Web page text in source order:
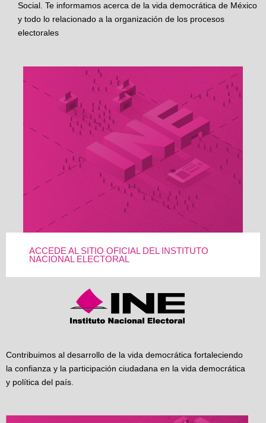
Social. Te informamos acerca de la vida democrática de México
y todo lo relacionado a la organización de los procesos
electorales
ACCEDE AL SITIO OFICIAL DEL INSTITUTO
NACIONAL ELECTORAL
Contribuimos al desarrollo de la vida democrática fortaleciendo
la confianza y la participación ciudadana en la vida democrática
y política del país.